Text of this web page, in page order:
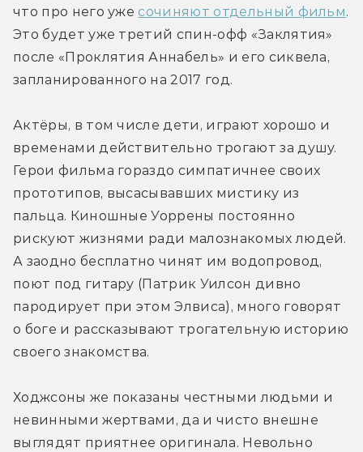
что про него уже сочиняют отдельный фильм.
Это будет уже третий спин-офф «Заклятия»
после «Проклятия Аннабель» и его сиквела,
запланированного на 2017 год.
Актёры, в том числе дети, играют хорошо и
временами действительно трогают за душу.
Герои фильма гораздо симпатичнее своих
прототипов, высасывавших мистику из
пальца. Киношные Уоррены постоянно
рискуют жизнями ради малознакомых людей.
А заодно бесплатно чинят им водопровод,
поют под гитару (Патрик Уилсон дивно
пародирует при этом Элвиса), много говорят
о боге и рассказывают трогательную историю
своего знакомства.
Ходжсоны же показаны честными людьми и
невинными жертвами, да и чисто внешне
выглядят приятнее оригинала. Невольно